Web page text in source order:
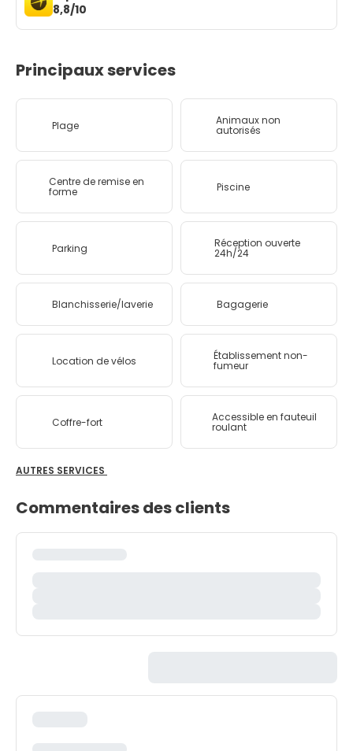
8,8/10
Principaux services
Plage Animaux non
autorisés
Centre de remise en
forme Piscine
Parking Réception ouverte
24h/24
Blanchisserie/laverie Bagagerie
Location de vélos Établissement non-
fumeur
Coffre-fort Accessible en fauteuil
roulant
AUTRES SERVICES
Commentaires des clients